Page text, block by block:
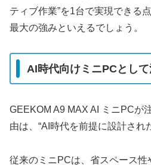
ティブ作業”を1台で実現できる
最大の強みといえるでしょう。
AI時代向けミニPCとし
GEEKOM A9 MAX AI ミニPCが
由は、“AI時代を前提に設計され
従来のミニPCは、省スペース性